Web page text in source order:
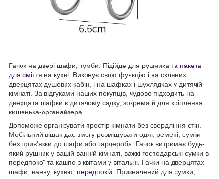
Гачок на двері шафи, тумби. Підійде для рушника та пакета
для сміття на кухні. Виконує свою функцію і на скляних
дверцятах душових кабін, і на шафках і шухлядках у дитячій
кімнаті. За відгуками наших покупців, чудово підходить на
дверцята шафки в дитячому садку, зокрема й для кріплення
кишенька-органайзера.
Допоможе організувати простір кімнати без свердління стін.
Мобільний вішак дає змогу розміщувати одяг, ремені, сумки
без прив'язки до шафи або гардероба. Гачок витримає будь-
який рушник у вашій ванній кімнаті, важкі господарські сумки в
передпокої та кашпо з квітами у вітальні. Гачки на дверцятах
шафи, ванну, кухню, передпокій . Призначений для сумки,